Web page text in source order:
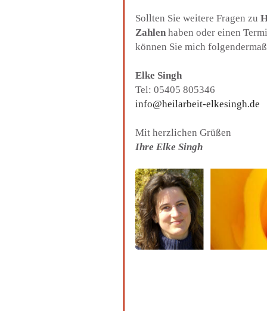
Sollten Sie weitere Fragen zu
Zahlen haben oder einen
können Sie mich
Elke Singh
Tel: 05405 805346
info@heilarbeit-elkesingh.de
Mit herzlichen Grüßen
Ihre Elke Singh